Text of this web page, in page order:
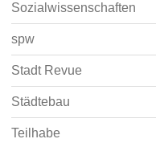
Sozialwissenschaften
spw
Stadt Revue
Städtebau
Teilhabe